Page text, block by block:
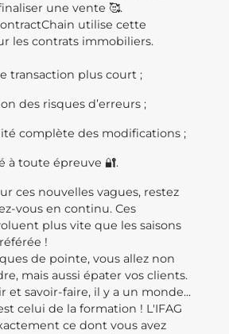
une vente 🥰.
utilise cette
les contrats immobiliers.
transaction plus court ;
des risques d’erreurs ;
complète des modifications ;
à toute épreuve 🔐.
ces nouvelles vagues, restez
vous en continu. Ces
plus vite que les saisons
!
de pointe, vous allez non
mais aussi épater vos clients.
et savoir-faire, il y a un monde...
celui de la formation ! L'IFAG
ce dont vous avez